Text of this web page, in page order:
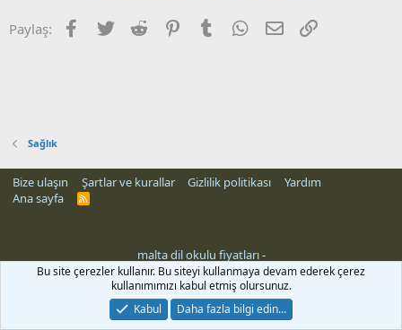
Paylaş: Facebook
Twitter Reddit PinterestTumblr WhatsApp
E-posta
Sağlık
Bize ulaşın Şartlar ve kurallar Gizlilik politikası
Yardım
Ana sayfa
R
malta dil okulu fiyatları-
Bu site çerezler kullanır. Bu siteyi kullanmaya devam ederek çerez
kullanımımızı kabul etmiş olursunuz.
Kabul
Daha fazla bilgi edin…